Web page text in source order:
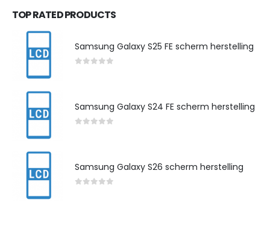
TOP RATED PRODUCTS
Samsung Galaxy S25 FE scherm herstelling
Samsung Galaxy S24 FE scherm herstelling
Samsung Galaxy S26 scherm herstelling